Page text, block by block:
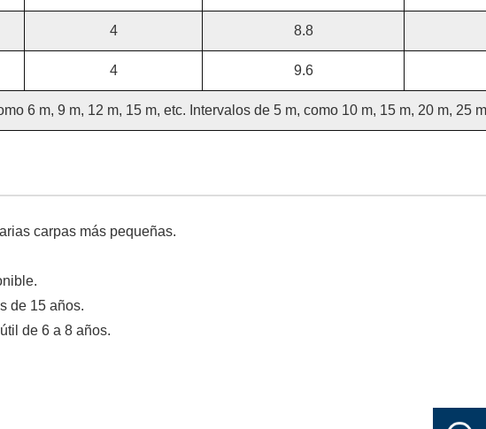
4 8.8
4 9.6
6 m, 9 m, 12 m, 15 m, etc. Intervalos de 5 m, como 10 m, 15 m, 20 m, 25
carpas más pequeñas.
de 15 años.
de 6 a 8 años.